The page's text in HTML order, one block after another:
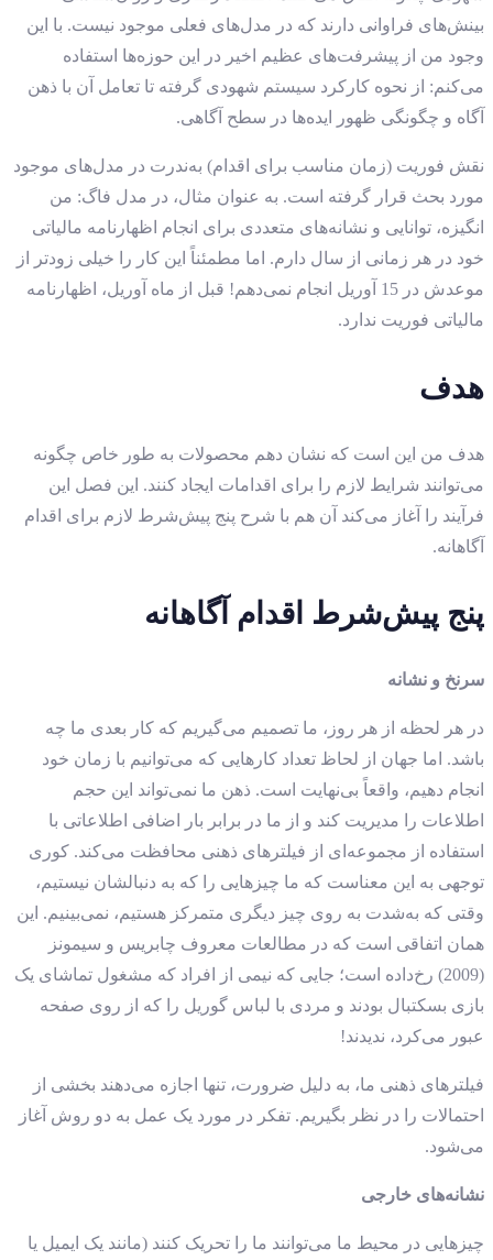
بینش‌های فراوانی دارند که در مدل‌های فعلی موجود نیست. با این
‌وجود من از پیشرفت‌های عظیم اخیر در این حوزه‌ها استفاده
می‌کنم: از نحوه کارکرد سیستم شهودی گرفته تا تعامل آن با ذهن
آگاه و چگونگی ظهور ایده‌ها در سطح آگاهی.
نقش فوریت (زمان مناسب برای اقدام) به‌ندرت در مدل‌های موجود
مورد بحث قرار گرفته است. به ‌عنوان ‌مثال، در مدل فاگ: من
انگیزه، توانایی و نشانه‌های متعددی برای انجام اظهارنامه مالیاتی
خود در هر زمانی از سال دارم. اما مطمئناً این کار را خیلی زودتر از
موعدش در 15 آوریل انجام نمی‌دهم! قبل از ماه آوریل، اظهارنامه
مالیاتی فوریت ندارد.
هدف
هدف من این است که نشان دهم محصولات به طور خاص چگونه
می‌توانند شرایط لازم را برای اقدامات ایجاد کنند. این فصل این
فرآیند را آغاز می‌کند آن هم با شرح پنج پیش‌شرط لازم برای اقدام
آگاهانه.
پنج پیش‌شرط اقدام آگاهانه
سرنخ و نشانه
در هر لحظه از هر روز، ما تصمیم می‌گیریم که کار بعدی ما چه
باشد. اما جهان از لحاظ تعداد کارهایی که می‌توانیم با زمان خود
انجام دهیم، واقعاً بی‌نهایت است. ذهن ما نمی‌تواند این حجم
اطلاعات را مدیریت کند و از ما در برابر بار اضافی اطلاعاتی با
استفاده از مجموعه‌ای از فیلترهای ذهنی محافظت می‌کند. کوری
توجهی به این معناست که ما چیزهایی را که به دنبالشان نیستیم،
وقتی که به‌شدت به روی چیز دیگری متمرکز هستیم، نمی‌بینیم. این
همان اتفاقی است که در مطالعات معروف چابریس و سیمونز
(2009) رخ‌داده است؛ جایی که نیمی از افراد که مشغول تماشای یک
بازی بسکتبال بودند و مردی با لباس گوریل را که از روی صفحه
عبور می‌کرد، ندیدند!
فیلترهای ذهنی ما، به دلیل ضرورت، تنها اجازه می‌دهند بخشی از
احتمالات را در نظر بگیریم. تفکر در مورد یک عمل به دو روش آغاز
می‌شود.
نشانه‌های خارجی
چیزهایی در محیط ما می‌توانند ما را تحریک کنند (مانند یک ایمیل یا